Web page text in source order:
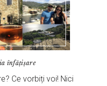
înfățișare
Ce vorbiți voi! Nici